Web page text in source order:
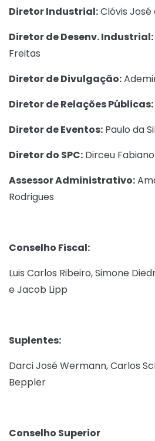
Diretor Industrial:Clóvis José
Diretor de Desenv. Industrial:
Freitas
Diretor de Divulgação:
Diretor de Relações Públicas:
Diretor de Eventos: Paulo da
Diretor do SPC: Dirceu
Assessor Administrativo:
Rodrigues
Conselho Fiscal:
Luis Carlos Ribeiro, Simone
e Jacob Lipp
Suplentes:
Darci José Wermann, Carlos
Beppler
Conselho Superior